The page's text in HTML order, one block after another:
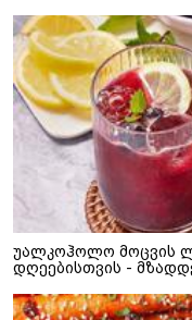
უალკოჰოლო მოცვის
დღეებისთვის -